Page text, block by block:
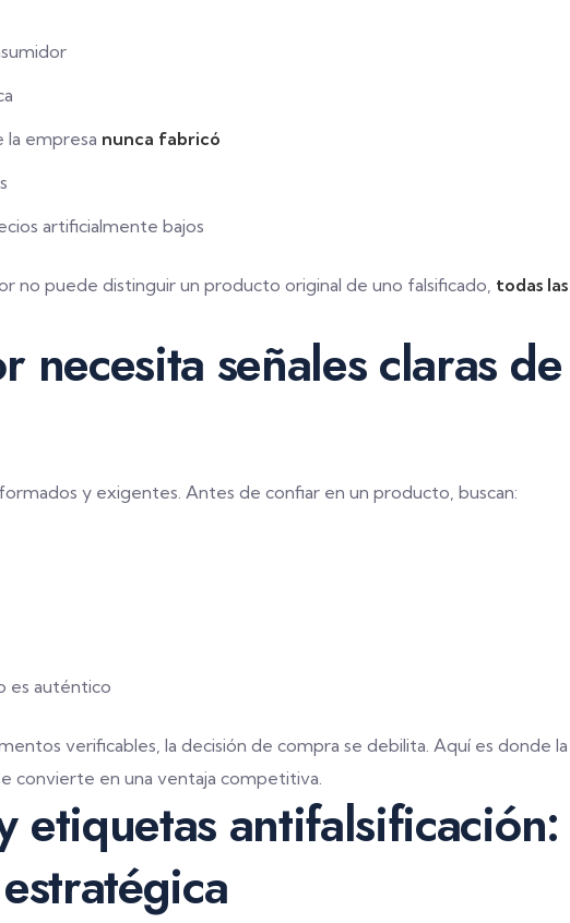
la empresa nunca fabricó
artificialmente bajos
no puede distinguir un producto original de uno falsificado, todas las
necesita señales claras de
y exigentes. Antes de confiar en un producto, buscan:
es auténtico
verificables, la decisión de compra se debilita. Aquí es donde la
convierte en una ventaja competitiva.
etiquetas antifalsificación: